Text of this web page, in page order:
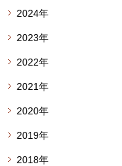
2024年
2023年
2022年
2021年
2020年
2019年
2018年